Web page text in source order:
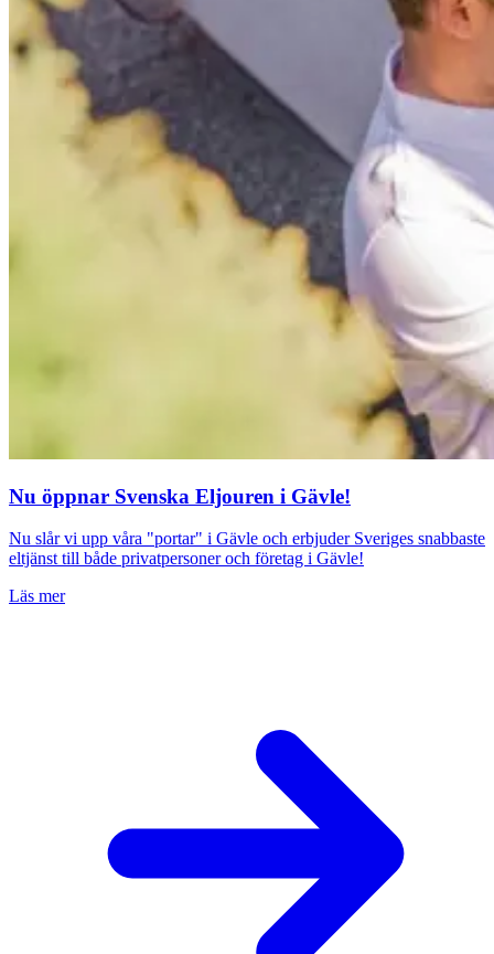
Nu öppnar Svenska Eljouren i Gävle!
Nu slår vi upp våra "portar" i Gävle och erbjuder Sveriges snabbaste
eltjänst till både privatpersoner och företag i Gävle!
Läs mer